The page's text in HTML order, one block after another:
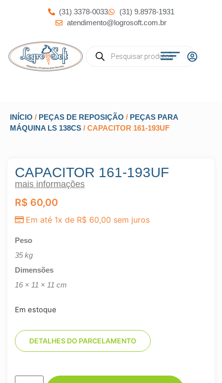
(31) 3378-0033
(31) 9.8978-1931
atendimento@logrosoft.com.br
INÍCIO / PEÇAS DE REPOSIÇÃO / PEÇAS PARA
MÁQUINA LS 138CS / CAPACITOR 161-193UF
CAPACITOR 161-193UF
mais informações
R$ 60,00
Em até 1x de R$ 60,00 sem juros
Peso
35 kg
Dimensões
16 × 11 × 11 cm
Em estoque
DETALHES DO PARCELAMENTO